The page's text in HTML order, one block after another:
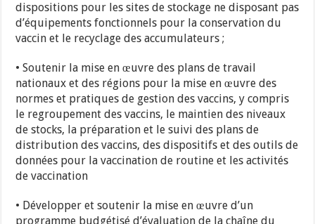
dispositions pour les sites de stockage ne disposant pas
d’équipements fonctionnels pour la conservation du
vaccin et le recyclage des accumulateurs ;
• Soutenir la mise en œuvre des plans de travail
nationaux et des régions pour la mise en œuvre des
normes et pratiques de gestion des vaccins, y compris
le regroupement des vaccins, le maintien des niveaux
de stocks, la préparation et le suivi des plans de
distribution des vaccins, des dispositifs et des outils de
données pour la vaccination de routine et les activités
de vaccination
• Développer et soutenir la mise en œuvre d’un
programme budgétisé d’évaluation de la chaîne du